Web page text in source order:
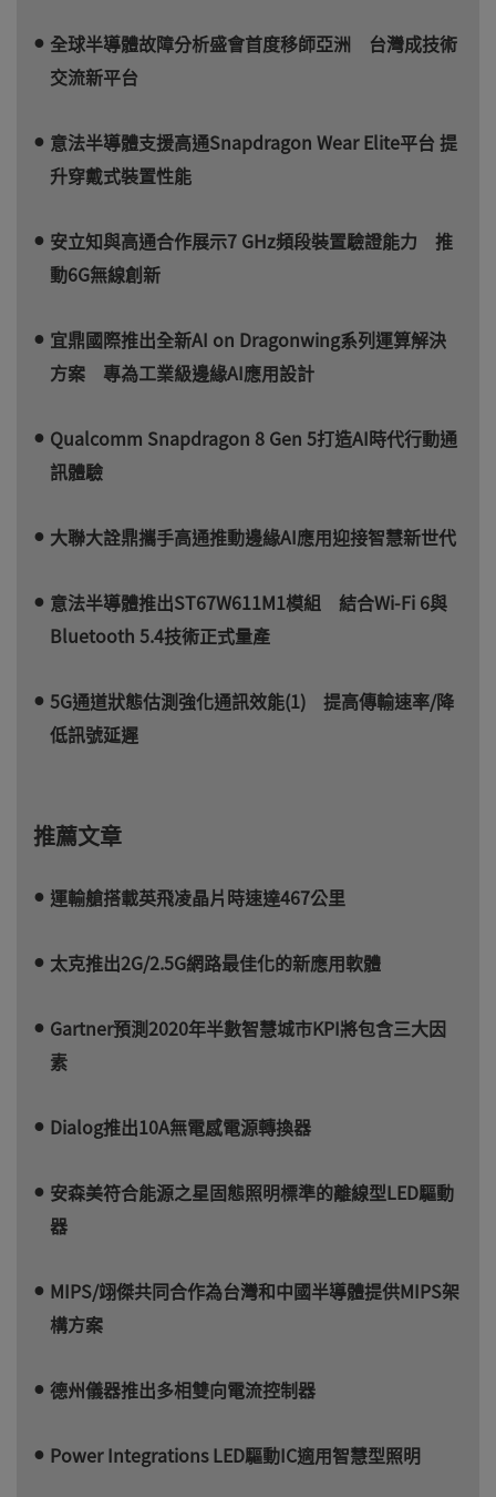
全球半導體故障分析盛會首度移師亞洲 台灣成技術
交流新平台
意法半導體支援高通Snapdragon Wear Elite平台 提
升穿戴式裝置性能
安立知與高通合作展示7 GHz頻段裝置驗證能力 推
動6G無線創新
宜鼎國際推出全新AI on Dragonwing系列運算解決
方案 專為工業級邊緣AI應用設計
Qualcomm Snapdragon 8 Gen 5打造AI時代行動通
訊體驗
大聯大詮鼎攜手高通推動邊緣AI應用迎接智慧新世代
意法半導體推出ST67W611M1模組 結合Wi-Fi 6與
Bluetooth 5.4技術正式量產
5G通道狀態估測強化通訊效能(1) 提高傳輸速率/降
低訊號延遲
推薦文章
運輸艙搭載英飛凌晶片時速達467公里
太克推出2G/2.5G網路最佳化的新應用軟體
Gartner預測2020年半數智慧城市KPI將包含三大因
素
Dialog推出10A無電感電源轉換器
安森美符合能源之星固態照明標準的離線型LED驅動
器
MIPS/翊傑共同合作為台灣和中國半導體提供MIPS架
構方案
德州儀器推出多相雙向電流控制器
Power Integrations LED驅動IC適用智慧型照明